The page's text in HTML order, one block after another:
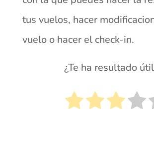
tus vuelos, hacer
vuelo o hacer el check-in.
¿Te ha resultado